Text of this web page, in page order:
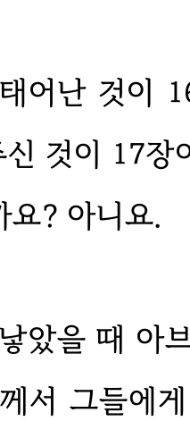
어난 것이
것이 17장
요? 아니요.
았을 때 아
서 그들에